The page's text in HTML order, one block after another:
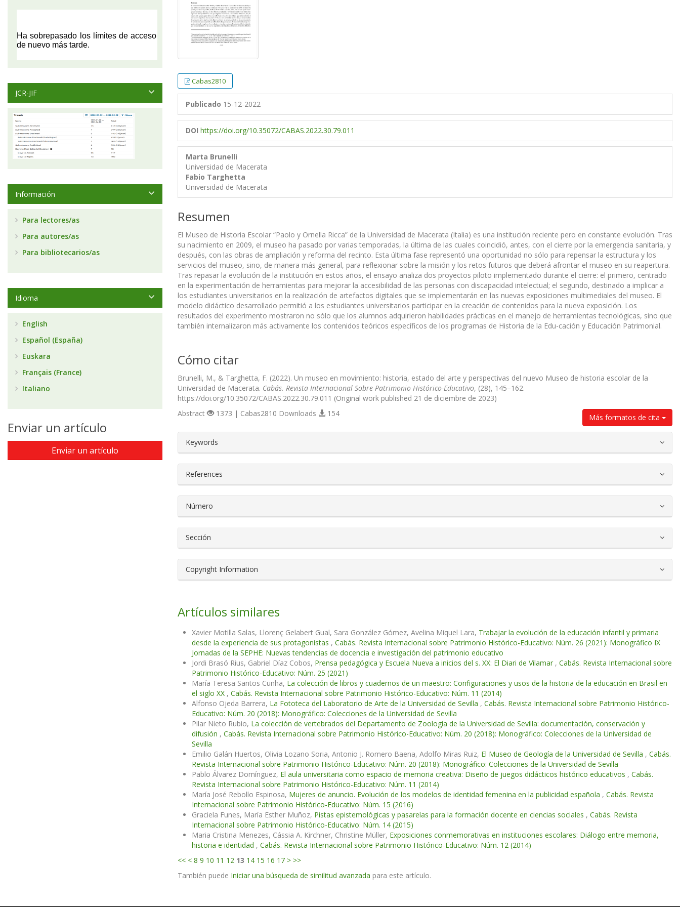
Cabas2810
Publicado 15-12-2022
DOI https://doi.org/10.35072/CABAS.2022.30.79.011
Marta Brunelli
Universidad de Macerata
Fabio Targhetta
Universidad de Macerata
Resumen
El Museo de Historia Escolar “Paolo y Ornella Ricca” de la Universidad de Macerata (Italia) es una institución reciente pero en constante evolución. Tras
su nacimiento en 2009, el museo ha pasado por varias temporadas, la última de las cuales coincidió, antes, con el cierre por la emergencia sanitaria, y
después, con las obras de ampliación y reforma del recinto. Esta última fase representó una oportunidad no sólo para repensar la estructura y los
servicios del museo, sino, de manera más general, para reflexionar sobre la misión y los retos futuros que deberá afrontar el museo en su reapertura.
Tras repasar la evolución de la institución en estos años, el ensayo analiza dos proyectos piloto implementado durante el cierre: el primero, centrado
en la experimentación de herramientas para mejorar la accesibilidad de las personas con discapacidad intelectual; el segundo, destinado a implicar a
los estudiantes universitarios en la realización de artefactos digitales que se implementarán en las nuevas exposiciones multimediales del museo. El
modelo didáctico desarrollado permitió a los estudiantes universitarios participar en la creación de contenidos para la nueva exposición. Los
resultados del experimento mostraron no sólo que los alumnos adquirieron habilidades prácticas en el manejo de herramientas tecnológicas, sino que
también internalizaron más activamente los contenidos teóricos específicos de los programas de Historia de la Edu-cación y Educación Patrimonial.
Cómo citar
Brunelli, M., & Targhetta, F. (2022). Un museo en movimiento: historia, estado del arte y perspectivas del nuevo Museo de historia escolar de la
Universidad de Macerata. Cabás. Revista Internacional Sobre Patrimonio Histórico-Educativo, (28), 145–162.
https://doi.org/10.35072/CABAS.2022.30.79.011 (Original work published 21 de diciembre de 2023)
Más formatos de cita
Abstract 1373 | Cabas2810 Downloads 154
##plugins.themes.bootstrap3.article.details##
Keywords
References
Número
Sección
Copyright Information
Artículos similares
Xavier Motilla Salas, Llorenç Gelabert Gual, Sara González Gómez, Avelina Miquel Lara, Trabajar la evolución de la educación infantil y primaria
desde la experiencia de sus protagonistas , Cabás. Revista Internacional sobre Patrimonio Histórico-Educativo: Núm. 26 (2021): Monográfico IX
Jornadas de la SEPHE: Nuevas tendencias de docencia e investigación del patrimonio educativo
Jordi Brasó Rius, Gabriel Díaz Cobos, Prensa pedagógica y Escuela Nueva a inicios del s. XX: El Diari de Vilamar , Cabás. Revista Internacional sobre
Patrimonio Histórico-Educativo: Núm. 25 (2021)
María Teresa Santos Cunha, La colección de libros y cuadernos de un maestro: Configuraciones y usos de la historia de la educación en Brasil en
el siglo XX , Cabás. Revista Internacional sobre Patrimonio Histórico-Educativo: Núm. 11 (2014)
Alfonso Ojeda Barrera, La Fototeca del Laboratorio de Arte de la Universidad de Sevilla , Cabás. Revista Internacional sobre Patrimonio Histórico-
Educativo: Núm. 20 (2018): Monográfico: Colecciones de la Universidad de Sevilla
Pilar Nieto Rubio, La colección de vertebrados del Departamento de Zoología de la Universidad de Sevilla: documentación, conservación y
difusión , Cabás. Revista Internacional sobre Patrimonio Histórico-Educativo: Núm. 20 (2018): Monográfico: Colecciones de la Universidad de
Sevilla
Emilio Galán Huertos, Olivia Lozano Soria, Antonio J. Romero Baena, Adolfo Miras Ruiz, El Museo de Geología de la Universidad de Sevilla , Cabás.
Revista Internacional sobre Patrimonio Histórico-Educativo: Núm. 20 (2018): Monográfico: Colecciones de la Universidad de Sevilla
Pablo Álvarez Domínguez, El aula universitaria como espacio de memoria creativa: Diseño de juegos didácticos histórico educativos , Cabás.
Revista Internacional sobre Patrimonio Histórico-Educativo: Núm. 11 (2014)
María José Rebollo Espinosa, Mujeres de anuncio. Evolución de los modelos de identidad femenina en la publicidad española , Cabás. Revista
Internacional sobre Patrimonio Histórico-Educativo: Núm. 15 (2016)
Graciela Funes, María Esther Muñoz, Pistas epistemológicas y pasarelas para la formación docente en ciencias sociales , Cabás. Revista
Internacional sobre Patrimonio Histórico-Educativo: Núm. 14 (2015)
Maria Cristina Menezes, Cássia A. Kirchner, Christine Müller, Exposiciones conmemorativas en instituciones escolares: Diálogo entre memoria,
historia e identidad , Cabás. Revista Internacional sobre Patrimonio Histórico-Educativo: Núm. 12 (2014)
<< < 8 9 10 11 12 13 14 15 16 17 > >>
También puede Iniciar una búsqueda de similitud avanzada para este artículo.
JCR-JIF
Información
Para lectores/as
Para autores/as
Para bibliotecarios/as
Idioma
English
Español (España)
Euskara
Français (France)
Italiano
Enviar un artículo
Enviar un artículo